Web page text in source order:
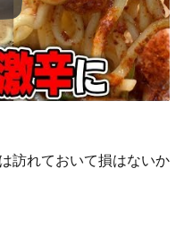
訪れておいて損はないか